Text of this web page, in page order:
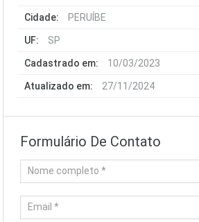
Cidade: PERUÍBE
UF: SP
Cadastrado em: 10/03/2023
Atualizado em: 27/11/2024
Formulário De Contato